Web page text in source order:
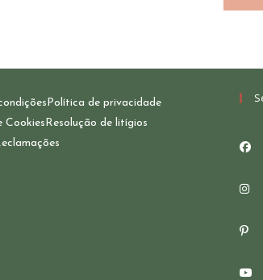
Política de privacidade
CookiesResolução de litígios